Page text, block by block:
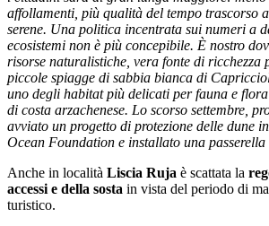
affollamenti, più qualità del tempo trascorso
serene. Una politica incentrata sui numeri a
ecosistemi non è più concepibile. È nostro
risorse naturalistiche, vera fonte di ricchezza
piccole spiagge di sabbia bianca di
uno degli habitat più delicati per fauna e
di costa arzachenese. Lo scorso settembre,
avviato un progetto di protezione delle dune
Ocean Foundation e installato una
Anche in località Liscia Ruja è scattata la
accessi e della sosta in vista del periodo di
turistico.